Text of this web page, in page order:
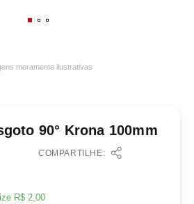
meramente ilustrativas
90° Krona 100mm
COMPARTILHE:
R$ 2,00